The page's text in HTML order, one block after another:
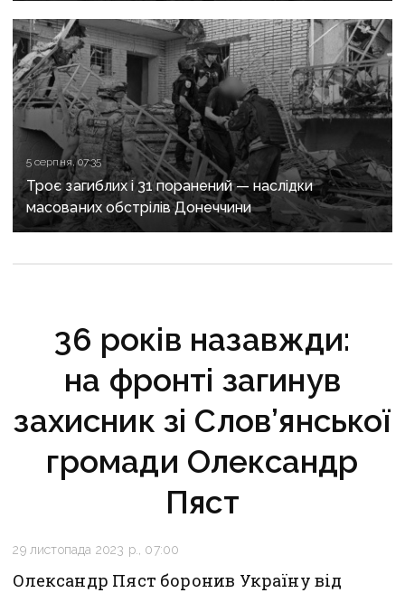
5 серпня, 07:35
Троє загиблих і 31 поранений — наслідки
масованих обстрілів Донеччини
36 років назавжди:
на фронті загинув
захисник зі Слов’янської
громади Олександр
Пяст
29 листопада 2023 р., 07:00
Олександр Пяст боронив Україну від